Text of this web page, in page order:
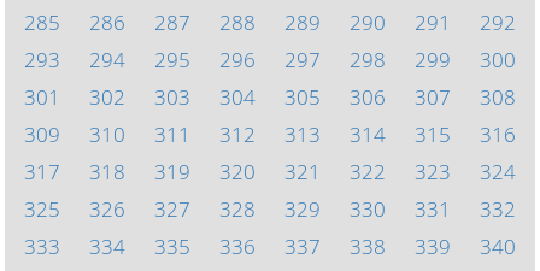
285
286 287 288 289 290 291
292
293
294 295 296 297 298 299
300
301
302 303 304 305 306 307
308
309
310 311 312 313 314 315
316
317
318 319 320 321 322 323
324
325
326 327 328 329 330 331
332
333
334 335 336 337 338 339
340